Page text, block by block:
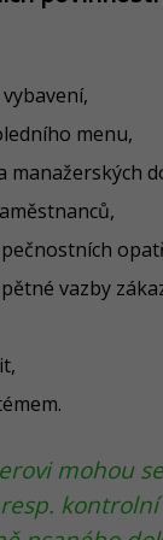
menu,
manažerských
vazby
mohou